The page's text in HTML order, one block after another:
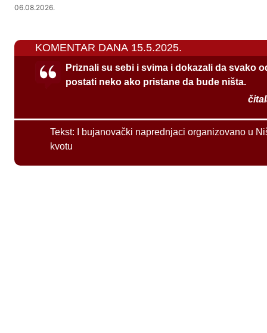
06.08.2026.
KOMENTAR DANA 15.5.2025.
Priznali su sebi i svima i dokazali da svako
postati neko ako pristane da bude ništa.
Tekst:
I bujanovački naprednjaci organizovano u
kvotu